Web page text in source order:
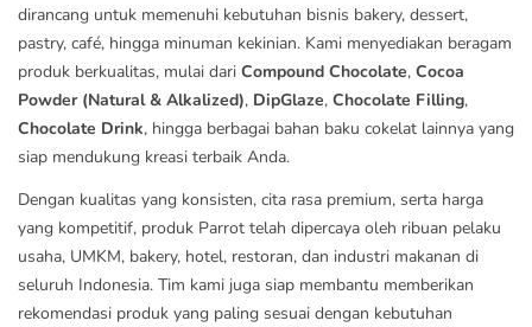
dirancang untuk memenuhi kebutuhan bisnis bakery, dessert,
pastry, café, hingga minuman kekinian. Kami menyediakan beragam
produk berkualitas, mulai dari Compound Chocolate, Cocoa
Powder (Natural & Alkalized), DipGlaze, Chocolate Filling,
Chocolate Drink, hingga berbagai bahan baku cokelat lainnya yang
siap mendukung kreasi terbaik Anda.
Dengan kualitas yang konsisten, cita rasa premium, serta harga
yang kompetitif, produk Parrot telah dipercaya oleh ribuan pelaku
usaha, UMKM, bakery, hotel, restoran, dan industri makanan di
seluruh Indonesia. Tim kami juga siap membantu memberikan
rekomendasi produk yang paling sesuai dengan kebutuhan